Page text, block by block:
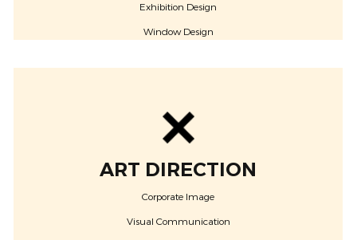
Exhibition Design
Window Design
ART DIRECTION
Corporate Image
Visual Communication